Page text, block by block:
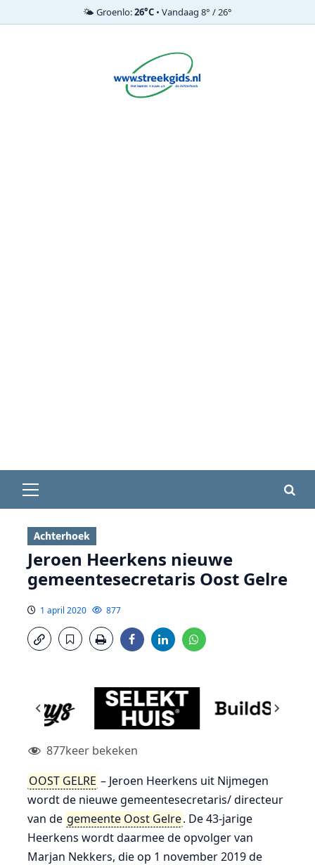
🌤️ Groenlo:26°C • Vandaag 8° / 26°
menu
Achterhoek
Jeroen Heerkens nieuwe
gemeentesecretaris Oost Gelre
1 april 2020 877
877keer bekeken
OOST GELRE – Jeroen Heerkens uit Nijmegen
wordt de nieuwe gemeentesecretaris/ directeur
van de gemeente Oost Gelre. De 43-jarige
Heerkens wordt daarmee de opvolger van
Marjan Nekkers, die op 1 november 2019 de